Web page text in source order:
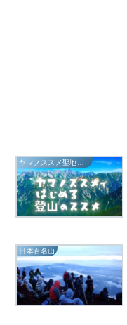
ヤマノススメ聖地巡礼
日本百名山